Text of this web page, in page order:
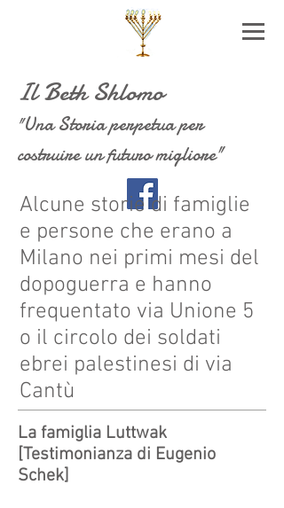
Il Beth Shlomo
"Una Storia perpetua per
costruire un futuro migliore"
Alcune storie di famiglie
e persone che erano a
Milano nei primi mesi del
dopoguerra e hanno
frequentato via Unione 5
o il circolo dei soldati
ebrei palestinesi di via
Cantù
La famiglia Luttwak
[Testimonianza di Eugenio
Schek]